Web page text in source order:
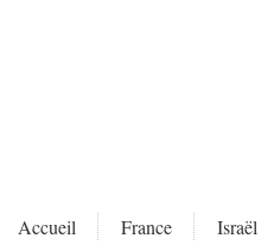
Accueil France Israël